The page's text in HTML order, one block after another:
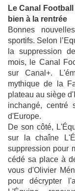
Le Canal
bien à la rentrée
Bonnes
sportifs. Selon
la suppression
mois, le Canal
sur Canal+.
mythique de la
plateau au siège
inchangé, centré
d'Europe.
De son côté,
sur la chaîne
suppression pour
cédé sa place à
vous d'Olivier
pour décrypter